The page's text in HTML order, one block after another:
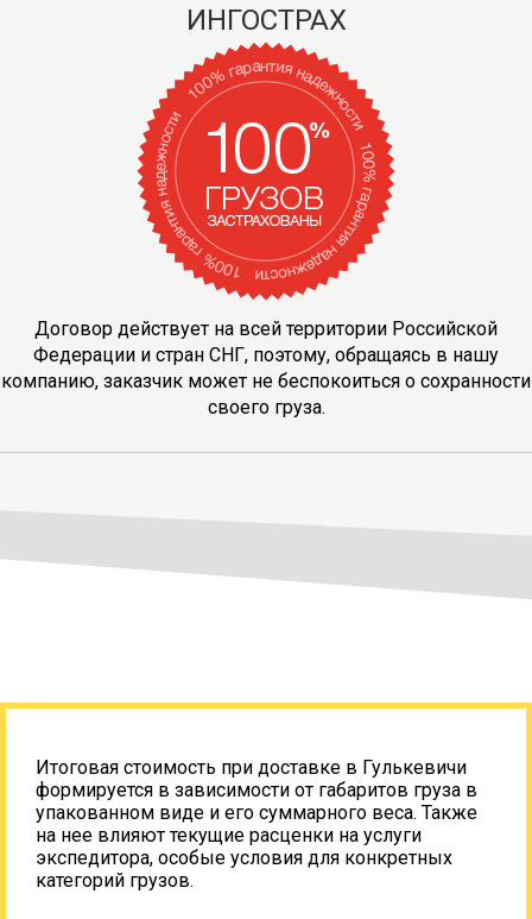
ИНГОСТРАХ
Договор действует на всей территории Российской
Федерации и стран СНГ, поэтому, обращаясь в нашу
компанию, заказчик может не беспокоиться о сохранности
своего груза.
Итоговая стоимость при доставке в Гулькевичи
формируется в зависимости от габаритов груза в
упакованном виде и его суммарного веса. Также
на нее влияют текущие расценки на услуги
экспедитора, особые условия для конкретных
категорий грузов.